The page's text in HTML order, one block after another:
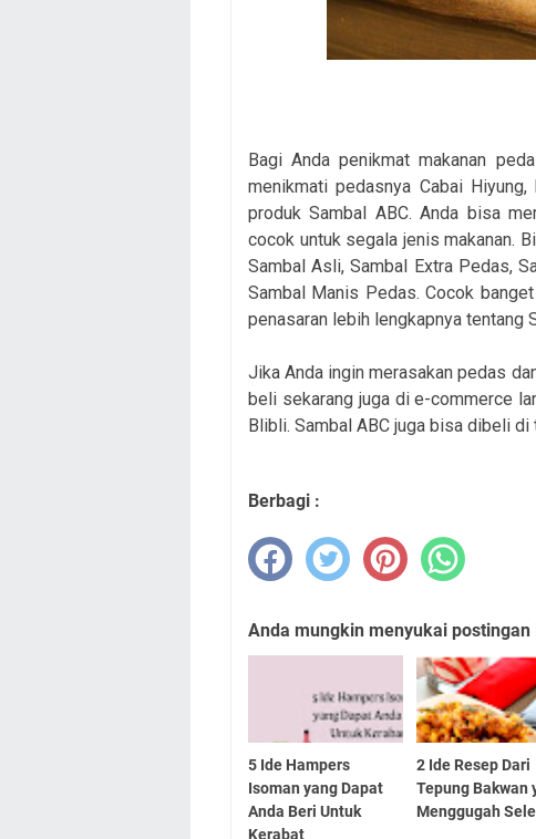
Bagi Anda penikmat makanan
menikmati pedasnya Cabai
produk Sambal ABC. Anda bisa
cocok untuk segala jenis makanan.
Sambal Asli, Sambal Extra Pedas,
Sambal Manis Pedas. Cocok
penasaran lebih lengkapnya tentang
Jika Anda ingin merasakan pedas
beli sekarang juga di e-commerce
Blibli. Sambal ABC juga bisa dibeli
Berbagi :
Anda mungkin menyukai postingan
5 Ide Hampers
Isoman yang Dapat
Anda Beri Untuk
Kerabat
2 Ide Resep Dari
Tepung Bakwan
Menggugah